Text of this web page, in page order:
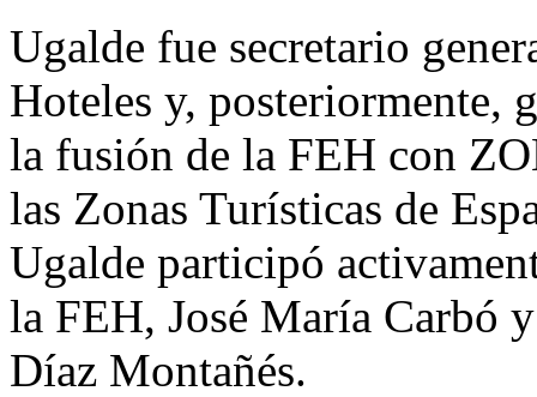
Ugalde fue secretario
Hoteles y, posteriormente,
la fusión de la FEH con
las Zonas Turísticas de
Ugalde participó
la FEH, José María Carbó
Díaz Montañés.